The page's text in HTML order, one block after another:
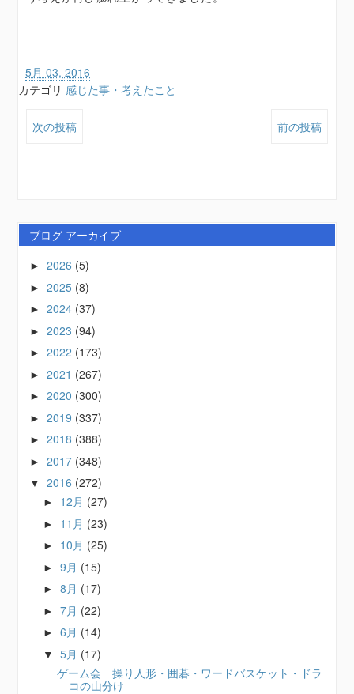
-5月 03, 2016
カテゴリ 感じた事・考えたこと
次の投稿 前の投稿
ブログ アーカイブ
►2026 (5)
►2025 (8)
►2024 (37)
►2023 (94)
►2022 (173)
►2021 (267)
►2020 (300)
►2019 (337)
►2018 (388)
►2017 (348)
▼2016 (272)
► 12月 (27)
► 11月 (23)
► 10月 (25)
►9月 (15)
►8月 (17)
►7月 (22)
►6月 (14)
▼5月 (17)
ゲーム会 操り人形・囲碁・ワードバスケット・ドラ
コの山分け